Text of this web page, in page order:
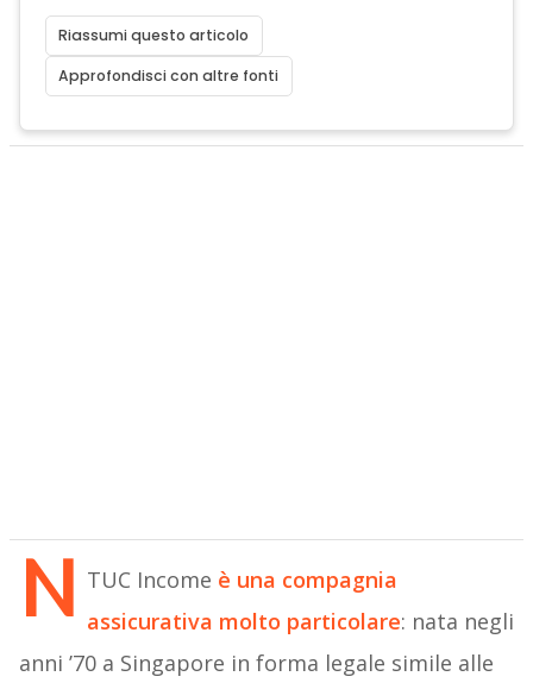
Riassumi questo articolo
Approfondisci con altre fonti
N TUC Income è una compagnia
assicurativa molto particolare: nata negli
anni ’70 a Singapore in forma legale simile alle